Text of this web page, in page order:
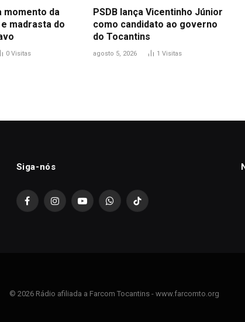
momento da
madrasta do
0 Visitas
PSDB lança Vicentinho Júnior
como candidato ao governo
do Tocantins
agosto 5, 2026 1 Visitas
Siga-nós
FacebookInstagramYouTubeWhatsAppTikTok
© 2026 Rádio afiliada a Farcom Tocantins - www.farcomto.org